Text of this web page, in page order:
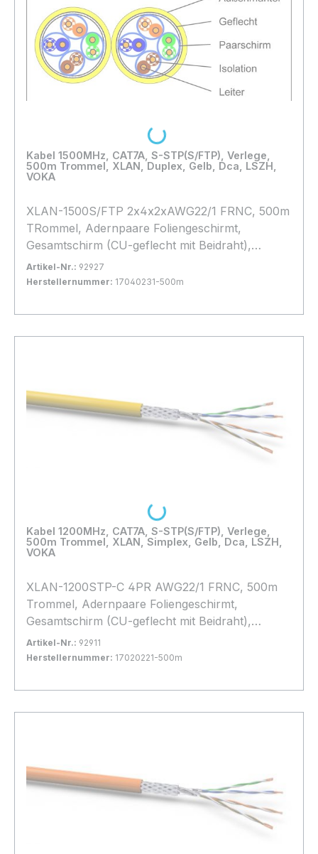
Kabel 1500MHz, CAT7A, S-STP(S/FTP), Verlege,
500m Trommel, XLAN, Duplex, Gelb, Dca, LSZH,
VOKA
XLAN-1500S/FTP 2x4x2xAWG22/1 FRNC, 500m
TRommel, Adernpaare Foliengeschirmt,
Gesamtschirm (CU-geflecht mit Beidraht),
Halogenfrei, * Gelb *, hohes Geflecht, d=
2x8,4mm, Brandlast: Dca,
Artikel-Nr.: 92927
Herstellernummer: 17040231-500m
Lieferung auf Palette
In den Warenkorb
Loading...
Kabel 1200MHz, CAT7A, S-STP(S/FTP), Verlege,
500m Trommel, XLAN, Simplex, Gelb, Dca, LSZH,
VOKA
XLAN-1200STP-C 4PR AWG22/1 FRNC, 500m
Trommel, Adernpaare Foliengeschirmt,
Gesamtschirm (CU-geflecht mit Beidraht),
Halogenfrei, * Gelb *, hohes Geflecht, d=
8,3mm, Brandlast: Dca
Artikel-Nr.: 92911
Herstellernummer: 17020221-500m
Lieferung auf Palette
In den Warenkorb
Loading...